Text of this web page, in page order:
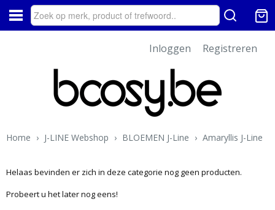
Inloggen Registreren
Home › J-LINE Webshop › BLOEMEN J-Line › Amaryllis J-Line
Helaas bevinden er zich in deze categorie nog geen producten.
Probeert u het later nog eens!